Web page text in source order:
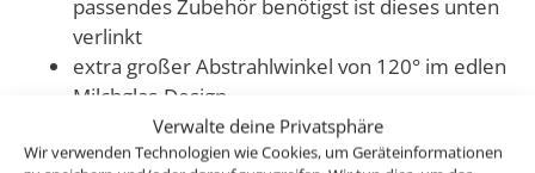
Verwalte deine Privatsphäre
Wir verwenden Technologien wie Cookies, um Geräteinformationen
passendes Zubehör benötigst ist dieses unten
verlinkt
extra großer Abstrahlwinkel von 120° im edlen
Milchglas-Design
Passendes Zubehör: